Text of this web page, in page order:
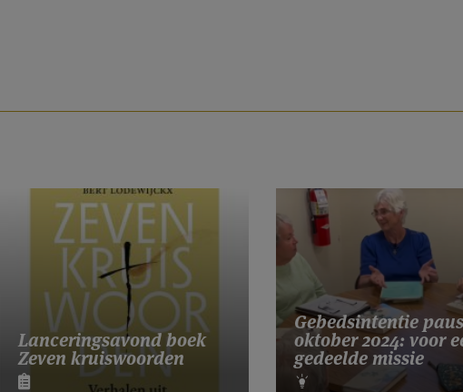
Lanceringsavond boek
Zeven kruiswoorden
Gebedsintentie paus
oktober 2024: voor
gedeelde missie